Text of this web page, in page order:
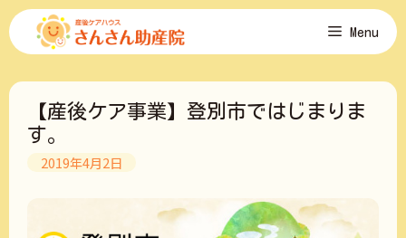
コ
ン
ツ
Menu
【産後ケア事業】登別市ではじまりま
す。
2019年4月2日